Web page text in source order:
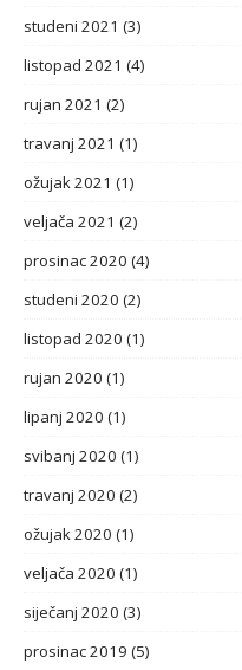
studeni 2021 (3)
listopad 2021 (4)
rujan 2021 (2)
travanj 2021 (1)
ožujak 2021 (1)
veljača 2021 (2)
prosinac 2020 (4)
studeni 2020 (2)
listopad 2020 (1)
rujan 2020 (1)
lipanj 2020 (1)
svibanj 2020 (1)
travanj 2020 (2)
ožujak 2020 (1)
veljača 2020 (1)
siječanj 2020 (3)
prosinac 2019 (5)